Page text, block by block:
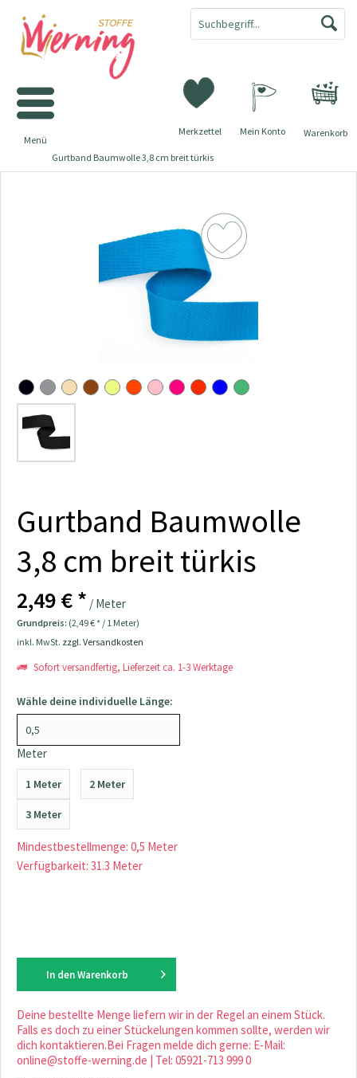
Warenkorb
Merkzettel Mein Konto
Menü
Gurtband Baumwolle 3,8 cm breit türkis
Gurtband Baumwolle
3,8 cm breit türkis
2,49 € * / Meter
Grundpreis: (2,49 € * / 1 Meter)
inkl. MwSt. zzgl. Versandkosten
Sofort versandfertig, Lieferzeit ca. 1-3 Werktage
Wähle deine individuelle Länge:
Meter
1 Meter 2 Meter
3 Meter
Mindestbestellmenge: 0,5 Meter
Verfügbarkeit: 31.3 Meter
In den Warenkorb
Deine bestellte Menge liefern wir in der Regel an einem Stück.
Falls es doch zu einer Stückelungen kommen sollte, werden wir
dich kontaktieren.Bei Fragen melde dich gerne: E-Mail:
online@stoffe-werning.de | Tel: 05921-713 999 0